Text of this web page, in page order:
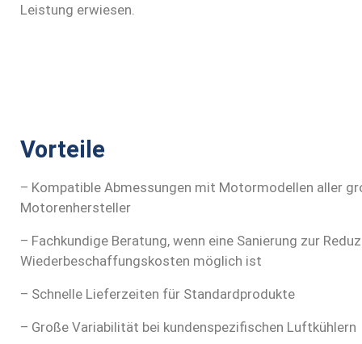
Leistung erwiesen.
Vorteile
– Kompatible Abmessungen mit Motormodellen aller
Motorenhersteller
– Fachkundige Beratung, wenn eine Sanierung zur
Wiederbeschaffungskosten möglich ist
– Schnelle Lieferzeiten für Standardprodukte
– Große Variabilität bei kundenspezifischen Luftkühlern